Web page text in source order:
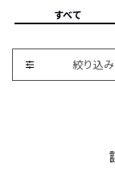
すべて
絞り込み